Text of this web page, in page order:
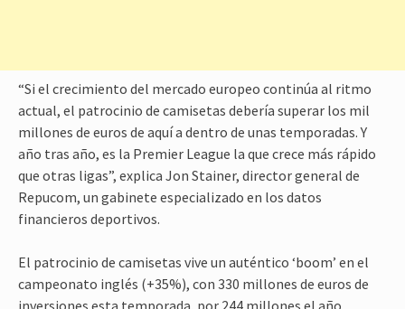
“Si el crecimiento del mercado europeo continúa al ritmo
actual, el patrocinio de camisetas debería superar los mil
millones de euros de aquí a dentro de unas temporadas. Y
año tras año, es la Premier League la que crece más rápido
que otras ligas”, explica Jon Stainer, director general de
Repucom, un gabinete especializado en los datos
financieros deportivos.
El patrocinio de camisetas vive un auténtico ‘boom’ en el
campeonato inglés (+35%), con 330 millones de euros de
inversiones esta temporada, por 244 millones el año